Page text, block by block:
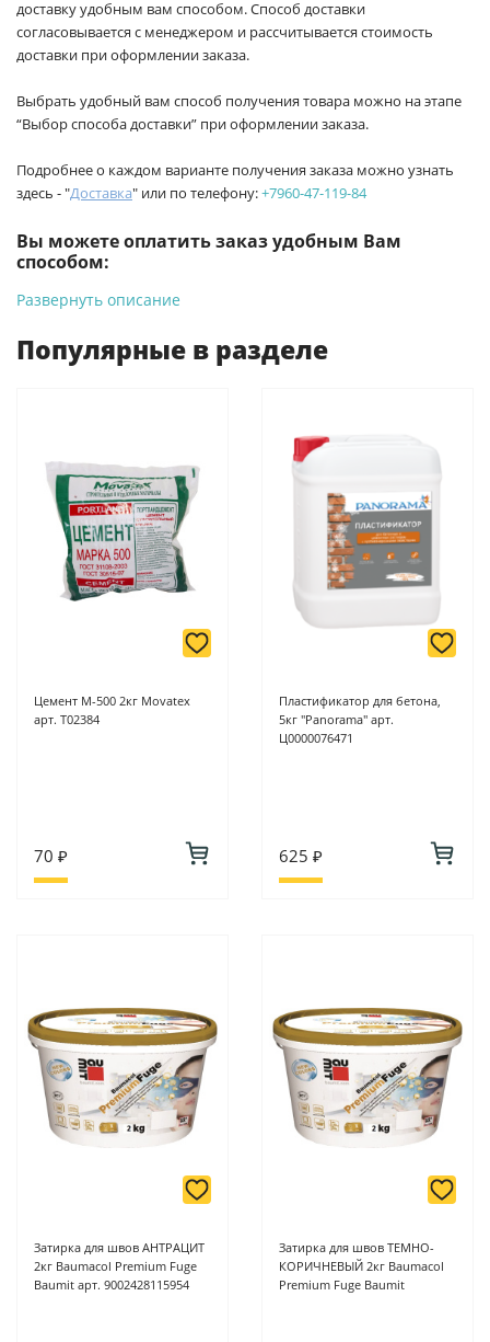
доставку удобным вам способом. Способ доставки
согласовывается с менеджером и рассчитывается стоимость
доставки при оформлении заказа.
Выбрать удобный вам способ получения товара можно на этапе
“Выбор способа доставки” при оформлении заказа.
Подробнее о каждом варианте получения заказа можно узнать
здесь - "Доставка" или по телефону:+7960-47-119-84
Вы можете оплатить заказ удобным Вам
способом:
-Банковской картой на сайте ProffЭлектро. Данный вид
Для юридических лиц: переводом на расчетный счет при
онлайн оплате заказа на сайте.
Подробнее о способах оплаты можно узнать здесь - "Оплата"
Развернуть описание
Популярные в разделе
Цемент М-500 2кг Movatex
арт. Т02384
70 ₽
Пластификатор для бетона,
5кг "Panorama" арт.
Ц0000076471
625 ₽
Затирка для швов АНТРАЦИТ
2кг Baumacol Premium Fuge
Baumit арт. 9002428115954
Затирка для швов ТЕМНО-
КОРИЧНЕВЫЙ 2кг Baumacol
Premium Fuge Baumit